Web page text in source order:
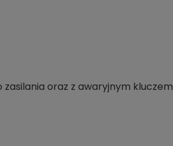
oraz z awaryjnym kluczem